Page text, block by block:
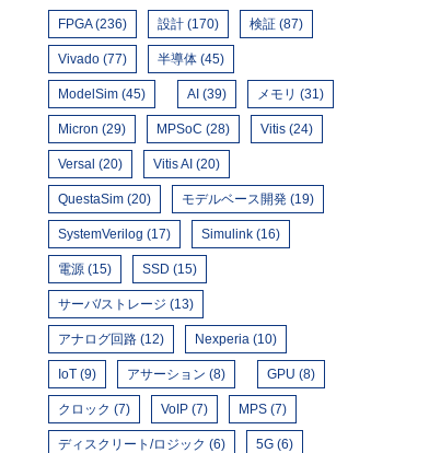
FPGA (236) 設計 (170) 検証 (87)
Vivado (77) 半導体 (45)
ModelSim (45) AI (39) メモリ (31)
Micron (29) MPSoC (28) Vitis (24)
Versal (20) Vitis AI (20)
QuestaSim (20) モデルベース開発 (19)
SystemVerilog (17) Simulink (16)
電源 (15) SSD (15)
サーバ/ストレージ (13)
アナログ回路 (12) Nexperia (10)
IoT (9) アサーション (8) GPU (8)
クロック (7) VoIP (7) MPS (7)
ディスクリート/ロジック (6) 5G (6)